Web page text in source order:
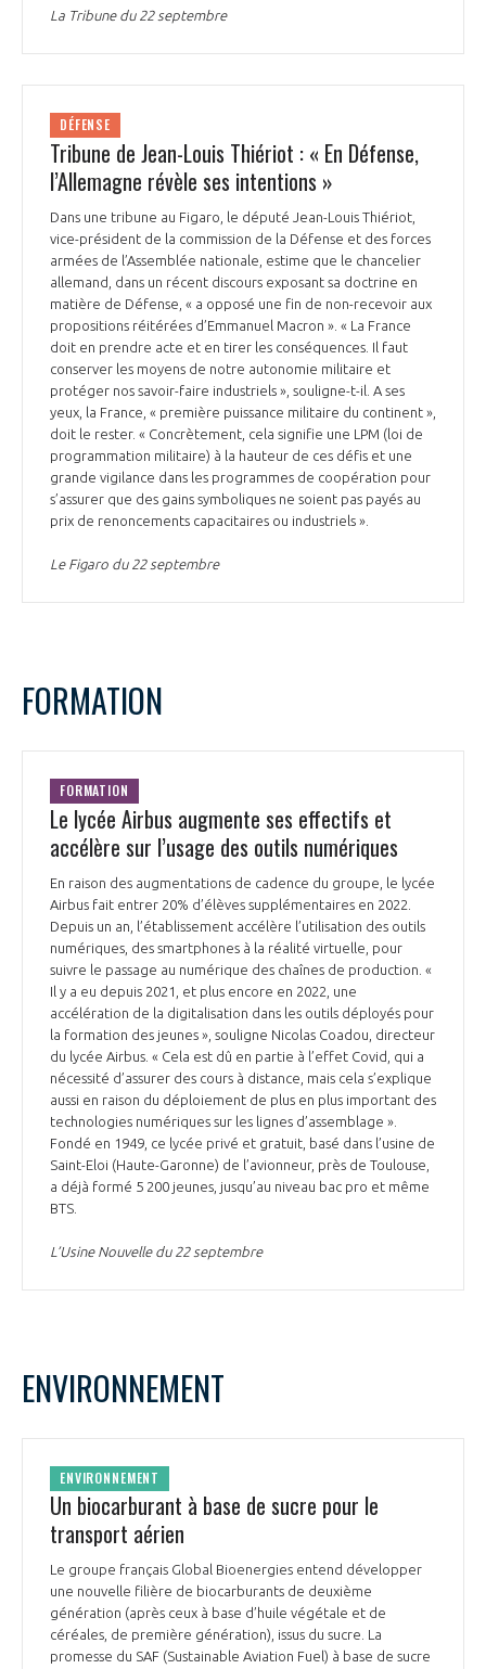
La Tribune du 22 septembre
DÉFENSE
Tribune de Jean-Louis Thiériot : « En Défense,
l’Allemagne révèle ses intentions »
Dans une tribune au Figaro, le député Jean-Louis Thiériot,
vice-président de la commission de la Défense et des forces
armées de l’Assemblée nationale, estime que le chancelier
allemand, dans un récent discours exposant sa doctrine en
matière de Défense, « a opposé une fin de non-recevoir aux
propositions réitérées d’Emmanuel Macron ». « La France
doit en prendre acte et en tirer les conséquences. Il faut
conserver les moyens de notre autonomie militaire et
protéger nos savoir-faire industriels », souligne-t-il. A ses
yeux, la France, « première puissance militaire du continent »,
doit le rester. « Concrètement, cela signifie une LPM (loi de
programmation militaire) à la hauteur de ces défis et une
grande vigilance dans les programmes de coopération pour
s’assurer que des gains symboliques ne soient pas payés au
prix de renoncements capacitaires ou industriels ».
Le Figaro du 22 septembre
FORMATION
FORMATION
Le lycée Airbus augmente ses effectifs et
accélère sur l’usage des outils numériques
En raison des augmentations de cadence du groupe, le lycée
Airbus fait entrer 20% d’élèves supplémentaires en 2022.
Depuis un an, l’établissement accélère l’utilisation des outils
numériques, des smartphones à la réalité virtuelle, pour
suivre le passage au numérique des chaînes de production. «
Il y a eu depuis 2021, et plus encore en 2022, une
accélération de la digitalisation dans les outils déployés pour
la formation des jeunes », souligne Nicolas Coadou, directeur
du lycée Airbus. « Cela est dû en partie à l’effet Covid, qui a
nécessité d’assurer des cours à distance, mais cela s’explique
aussi en raison du déploiement de plus en plus important des
technologies numériques sur les lignes d’assemblage ».
Fondé en 1949, ce lycée privé et gratuit, basé dans l’usine de
Saint-Eloi (Haute-Garonne) de l’avionneur, près de Toulouse,
a déjà formé 5 200 jeunes, jusqu’au niveau bac pro et même
BTS.
L’Usine Nouvelle du 22 septembre
ENVIRONNEMENT
ENVIRONNEMENT
Un biocarburant à base de sucre pour le
transport aérien
Le groupe français Global Bioenergies entend développer
une nouvelle filière de biocarburants de deuxième
génération (après ceux à base d’huile végétale et de
céréales, de première génération), issus du sucre. La
promesse du SAF (Sustainable Aviation Fuel) à base de sucre